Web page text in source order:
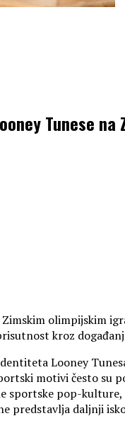
Tunese
olimpijskim
kroz
Looney
motivi često su
sportske pop-
predstavlja daljnji